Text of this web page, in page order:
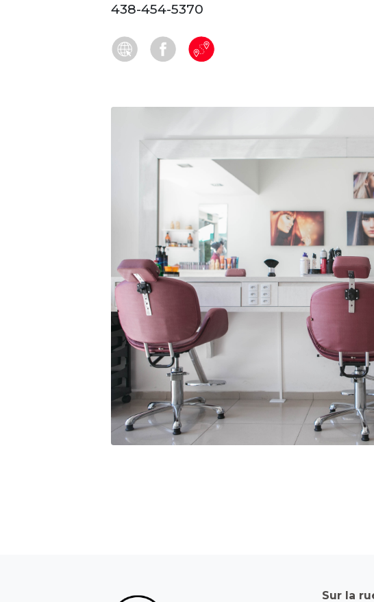
438-454-5370
Sur la